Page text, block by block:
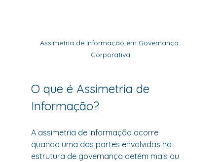
Assimetria de Informação em Governança
Corporativa
O que é Assimetria de
Informação?
A assimetria de informação ocorre
quando uma das partes envolvidas na
estrutura de governança detém mais ou